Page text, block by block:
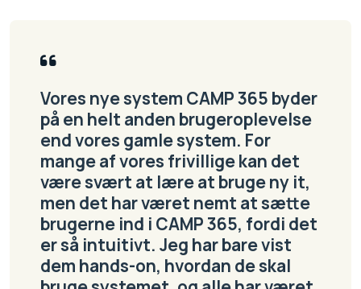
Vores nye system CAMP 365 byder
på en helt anden brugeroplevelse
end vores gamle system. For
mange af vores frivillige kan det
være svært at lære at bruge ny it,
men det har været nemt at sætte
brugerne ind i CAMP 365, fordi det
er så intuitivt. Jeg har bare vist
dem hands-on, hvordan de skal